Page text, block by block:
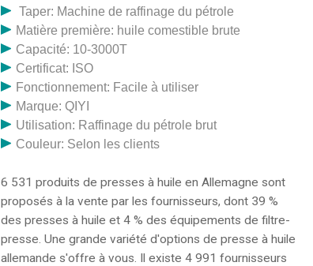
Taper: Machine de raffinage du pétrole
Matière première: huile comestible brute
Capacité: 10-3000T
Certificat: ISO
Fonctionnement: Facile à utiliser
Marque: QIYI
Utilisation: Raffinage du pétrole brut
Couleur: Selon les clients
6 531 produits de presses à huile en Allemagne sont
proposés à la vente par les fournisseurs, dont 39 %
des presses à huile et 4 % des équipements de filtre-
presse. Une grande variété d'options de presse à huile
allemande s'offre à vous. Il existe 4 991 fournisseurs